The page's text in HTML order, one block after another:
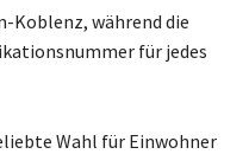
Koblenz, während die
für jedes
Wahl für Einwohner